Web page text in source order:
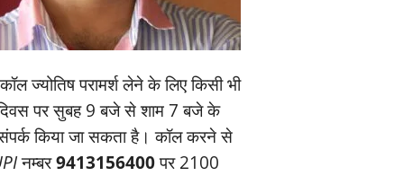
ज्‍योतिष परामर्श लेने के लिए किसी भी
पर सुबह 9 बजे से शाम 7 बजे के
किया जा सकता है। कॉल करने से
नम्‍बर9413156400पर 2100